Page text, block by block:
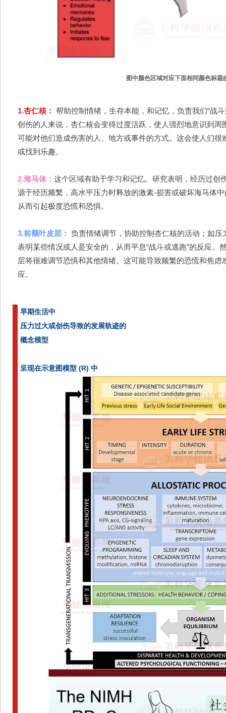
图中颜色区域对应下面相同颜色标题
1.杏仁核： 帮助控制情绪，生存本能，和记忆，负责我们“战
创伤的人来说，杏仁核会变得过度活跃，使人强烈地意识到
可能对他们造成伤害的人、地方或事件的方式。这会使人们很
或找到乐趣。
2.海马体： 这个区域有助于学习和记忆。研究表明，经历过创
源于经历频繁，高水平压力时释放的激素-损害或破坏海马体
从而引起极度恐慌和恐惧。
3.前额叶皮层： 负责情绪调节，协助控制杏仁核的活动；如
表明某些情况或人是安全的，从而平息“战斗或逃跑”的反应。
层将很难调节恐惧和其他情绪。这可能导致频繁的恐慌和焦
应。
早期生活中
压力过大或创伤导致的发展轨迹的
概念模型
呈现在示意图模型 (R) 中